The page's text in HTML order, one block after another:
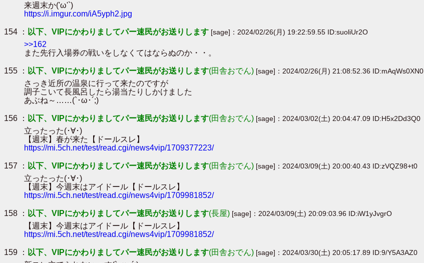
来週末か('ω'`)
https://i.imgur.com/iA5yph2.jpg
154 ： 以下、VIPにかわりましてパー速民がお送りします [sage]：2024/02/26(月) 19:22:59.55 ID:suoliUr2O
>>162
また先行入場券の戦いをしなくてはならぬのか・・。
155 ： 以下、VIPにかわりましてパー速民がお送りします(田舎おでん) [sage]：2024/02/26(月) 21:08:52.36 ID:mAqWs0XN0
さっき近所の温泉に行って来たのですが
調子こいて長風呂したら湯当たりしかけました
あぶね～……(`･ω･´;)
156 ： 以下、VIPにかわりましてパー速民がお送りします(田舎おでん) [sage]：2024/03/02(土) 20:04:47.09 ID:H5x2Dd3Q0
立ったった(･∀･)
【週末】春が来た【ドールスレ】
https://mi.5ch.net/test/read.cgi/news4vip/1709377223/
157 ： 以下、VIPにかわりましてパー速民がお送りします(田舎おでん) [sage]：2024/03/09(土) 20:00:40.43 ID:zVQZ98+t0
立ったった(･∀･)
【週末】今週末はアイドール【ドールスレ】
https://mi.5ch.net/test/read.cgi/news4vip/1709981852/
158 ： 以下、VIPにかわりましてパー速民がお送りします(長屋) [sage]：2024/03/09(土) 20:09:03.96 ID:iW1yJvgrO
【週末】今週末はアイドール【ドールスレ】
https://mi.5ch.net/test/read.cgi/news4vip/1709981852/
159 ： 以下、VIPにかわりましてパー速民がお送りします(田舎おでん) [sage]：2024/03/30(土) 20:05:17.89 ID:9/Y5A3AZ0